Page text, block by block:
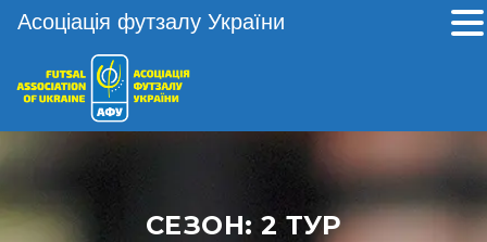
СЕЗОН: 2 ТУР
Асоціація футзалу України